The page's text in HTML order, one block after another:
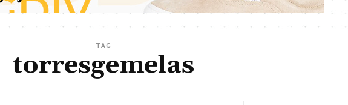
TAG
torresgemelas